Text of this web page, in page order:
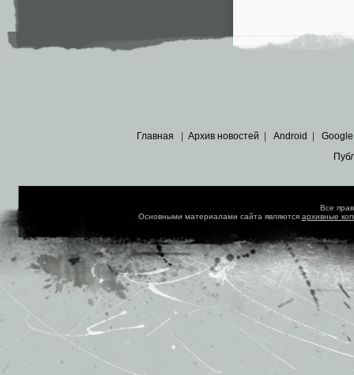
Главная Архив новостей Android Google
Все
Основными материалами сайта являются архивные